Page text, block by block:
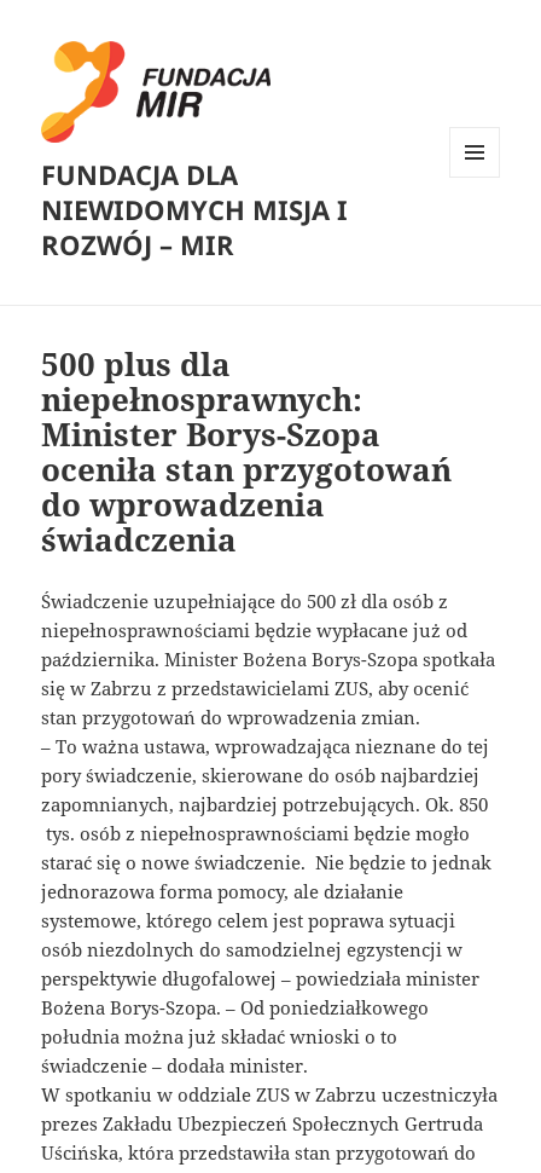
FUNDACJA DLA
NIEWIDOMYCH MISJA I
ROZWÓJ – MIR
500 plus dla
niepełnosprawnych:
Minister Borys-Szopa
oceniła stan przygotowań
do wprowadzenia
świadczenia
Świadczenie uzupełniające do 500 zł dla osób z
niepełnosprawnościami będzie wypłacane już od
października. Minister Bożena Borys-Szopa spotkała
się w Zabrzu z przedstawicielami ZUS, aby ocenić
stan przygotowań do wprowadzenia zmian.
– To ważna ustawa, wprowadzająca nieznane do tej
pory świadczenie, skierowane do osób najbardziej
zapomnianych, najbardziej potrzebujących. Ok. 850
tys. osób z niepełnosprawnościami będzie mogło
starać się o nowe świadczenie. Nie będzie to jednak
jednorazowa forma pomocy, ale działanie
systemowe, którego celem jest poprawa sytuacji
osób niezdolnych do samodzielnej egzystencji w
perspektywie długofalowej – powiedziała minister
Bożena Borys-Szopa. – Od poniedziałkowego
południa można już składać wnioski o to
świadczenie – dodała minister.
W spotkaniu w oddziale ZUS w Zabrzu uczestniczyła
prezes Zakładu Ubezpieczeń Społecznych Gertruda
Uścińska, która przedstawiła stan przygotowań do